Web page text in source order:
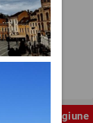
Stagiune